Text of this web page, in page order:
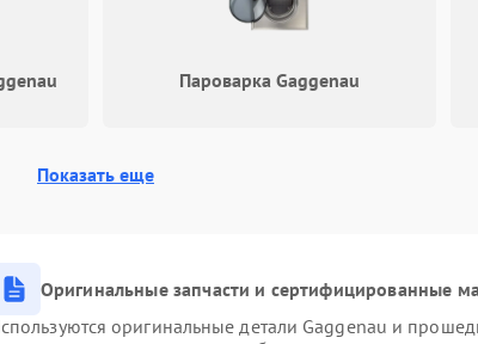
Пароварка Gaggenau
Показать еще
Оригинальные запчасти и сертифицированные
оригинальные детали Gaggenau и